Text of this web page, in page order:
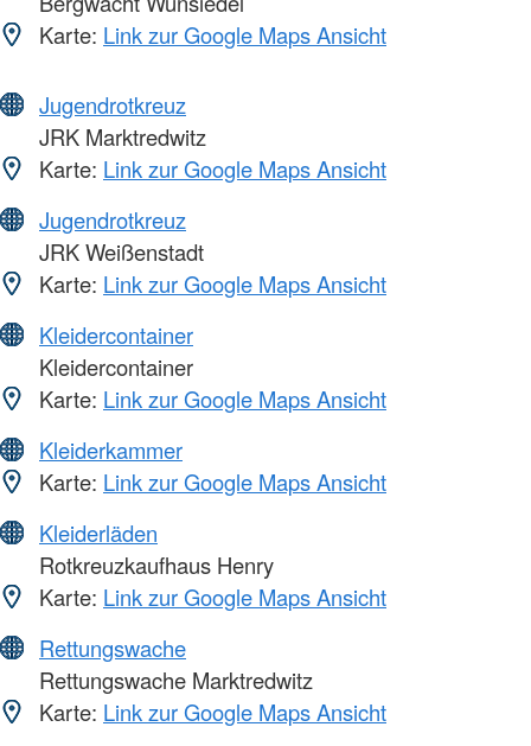
Karte: Link zur Google Maps Ansicht
Jugendrotkreuz
JRK Marktredwitz
Karte: Link zur Google Maps Ansicht
Jugendrotkreuz
JRK Weißenstadt
Karte: Link zur Google Maps Ansicht
Kleidercontainer
Kleidercontainer
Karte: Link zur Google Maps Ansicht
Kleiderkammer
Karte: Link zur Google Maps Ansicht
Kleiderläden
Rotkreuzkaufhaus Henry
Karte: Link zur Google Maps Ansicht
Rettungswache
Rettungswache Marktredwitz
Karte: Link zur Google Maps Ansicht